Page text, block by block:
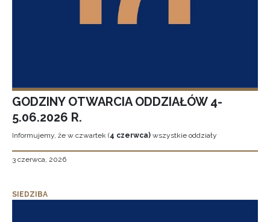
GODZINY OTWARCIA ODDZIAŁÓW 4-
5.06.2026 R.
Informujemy, że w czwartek (4 czerwca) wszystkie oddziały
3 czerwca, 2026
SIEDZIBA